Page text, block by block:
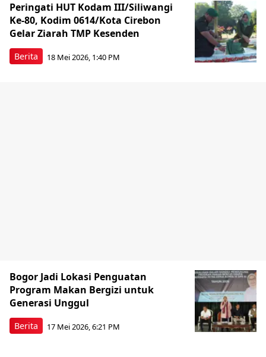
Berita
Peringati HUT Kodam III/Siliwangi
Ke-80, Kodim 0614/Kota Cirebon
Gelar Ziarah TMP Kesenden
18 Mei 2026, 1:40 PM
Berita
Bogor Jadi Lokasi Penguatan
Program Makan Bergizi untuk
Generasi Unggul
17 Mei 2026, 6:21 PM